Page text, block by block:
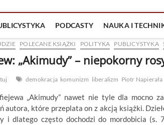
PODCASTY NAUKA I
POLECANE KSIĄŻKI POLITYKA PUBLICYSTYKA
„Akimudy” – niepokorny
demokracja komunizm liberalizm Piotr Napierała
„Akimudy” nawet nie tyle dla mocno
autora, które przeplata on z akcją książki.
i dlatego często dochodzi do mordobicia (s.